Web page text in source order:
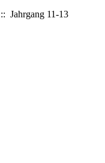
:: Jahrgang 11-13